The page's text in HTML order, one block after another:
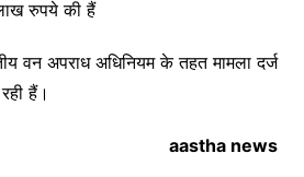
रुपये की हैं
वन अपराध अधिनियम के तहत मामला दर्ज
हैं।
aastha news